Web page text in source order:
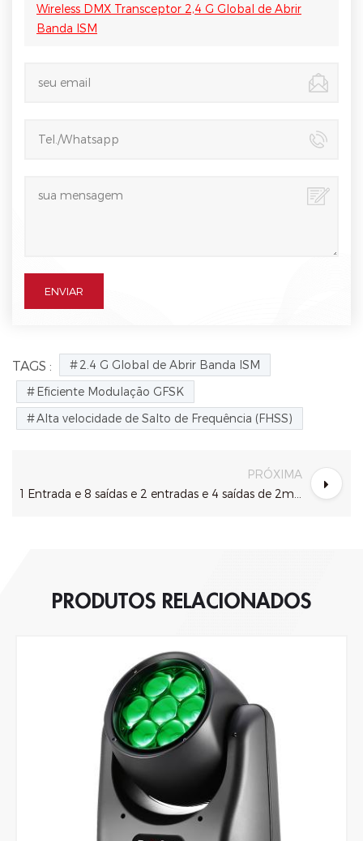
Wireless DMX Transceptor 2,4 G Global de Abrir
Banda ISM
TAGS :
2.4 G Global de Abrir Banda ISM
Eficiente Modulação GFSK
Alta velocidade de Salto de Frequência (FHSS)
PRÓXIMA
PRODUTOS RELACIONADOS